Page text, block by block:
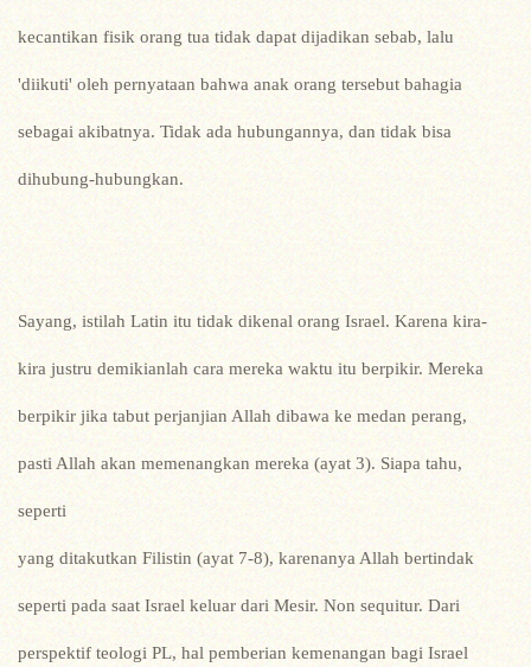
kecantikan fisik orang tua tidak dapat dijadikan sebab, lalu
'diikuti' oleh pernyataan bahwa anak orang tersebut bahagia
sebagai akibatnya. Tidak ada hubungannya, dan tidak bisa
dihubung-hubungkan.
Sayang, istilah Latin itu tidak dikenal orang Israel. Karena kira-
kira justru demikianlah cara mereka waktu itu berpikir. Mereka
berpikir jika tabut perjanjian Allah dibawa ke medan perang,
pasti Allah akan memenangkan mereka (ayat 3). Siapa tahu,
seperti
yang ditakutkan Filistin (ayat 7-8), karenanya Allah bertindak
seperti pada saat Israel keluar dari Mesir. Non sequitur. Dari
perspektif teologi PL, hal pemberian kemenangan bagi Israel